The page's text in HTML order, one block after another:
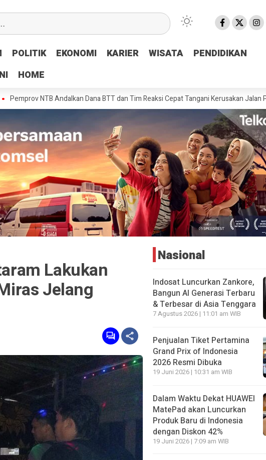
POLITIK EKONOMI KARIER WISATA
PENDIDIKAN
HOME
POLITIK EKONOMI KARIER WISATA
PENDIDIKAN
HOME
NTB Andalkan Dana BTT dan Tim Reaksi Cepat Tangani Kerusakan Jalan Pasca Banjir
Lakukan
Jelang
Nasional
Indosat Luncurkan Zankore,
Bangun AI Generasi Terbaru
& Terbesar di Asia Tenggara
7 Agustus 2026 | 11:01 am WIB
Penjualan Tiket Pertamina
Grand Prix of Indonesia
2026 Resmi Dibuka
19 Juni 2026 | 10:31 am WIB
Dalam Waktu Dekat HUAWEI
MatePad akan Luncurkan
Produk Baru di Indonesia
dengan Diskon 42%
19 Juni 2026 | 7:09 am WIB